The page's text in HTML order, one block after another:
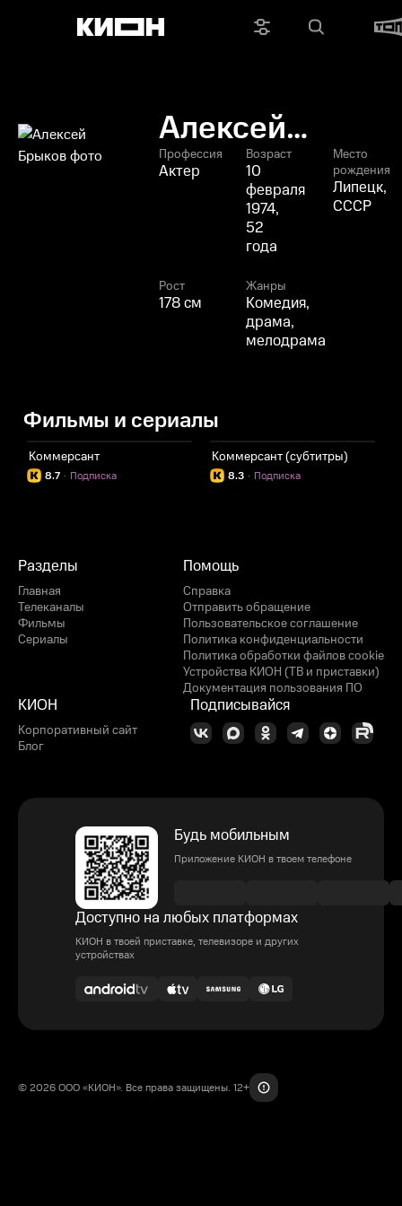
Алексей
Брыков
Профессия
Актер
Возраст
10
февраля
1974,
52
года
Место
рождения
Липецк,
СССР
Рост
178 см
Жанры
Комедия,
драма,
мелодрама
Фильмы и сериалы
Коммерсант
8.7 Подписка
·
Коммерсант (субтитры)
8.3 Подписка
·
Разделы
Главная
Телеканалы
Фильмы
Сериалы
Помощь
Справка
Отправить обращение
Пользовательское соглашение
Политика конфиденциальности
Политика обработки файлов cookie
Устройства КИОН (ТВ и приставки)
Документация пользования ПО
КИОН
Корпоративный сайт
Блог
Подписывайся
Будь мобильным
Приложение КИОН в твоем телефоне
Доступно на любых платформах
КИОН в твоей приставке, телевизоре и других
устройствах
© 2026 ООО «КИОН». Все права защищены. 12+